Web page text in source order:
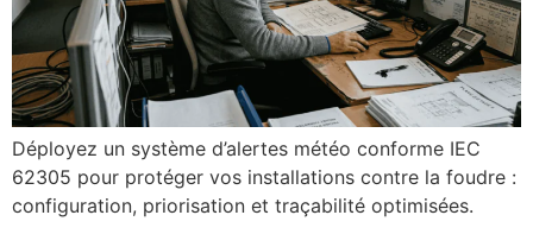
Déployez un système d’alertes météo conforme IEC
62305 pour protéger vos installations contre la foudre :
configuration, priorisation et traçabilité optimisées.